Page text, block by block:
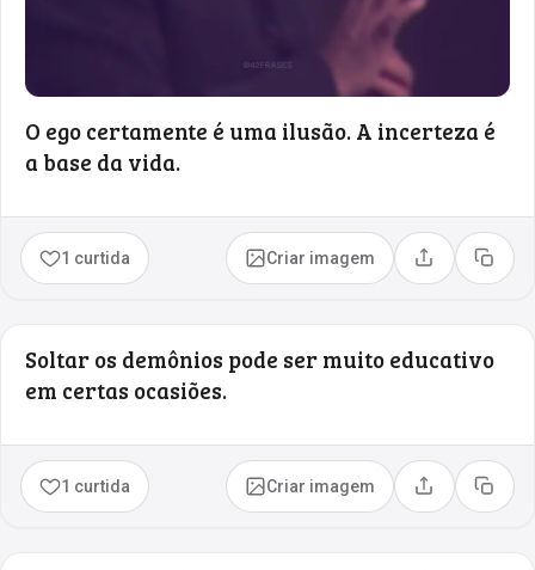
O ego certamente é uma ilusão. A incerteza é
a base da vida.
1 curtida Criar imagem Compartilhar
Copiar
Soltar os demônios pode ser muito educativo
em certas ocasiões.
1 curtida Criar imagem Compartilhar
Copiar